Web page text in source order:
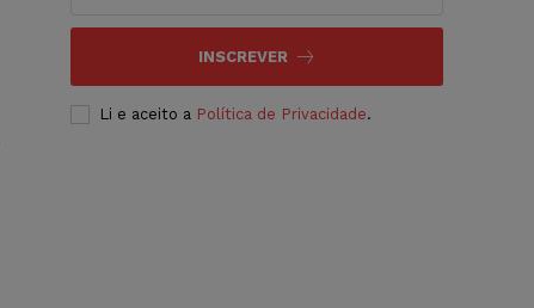
INSCREVER
Li e aceito a Política de Privacidade.